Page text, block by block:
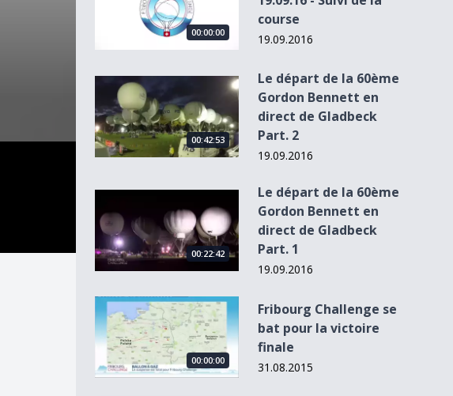
00:00:00
course
19.09.2016
Le départ de la 60ème Gordon Bennett en direct de
00:42:53
Le départ de la 60ème
Gordon Bennett en
direct de Gladbeck
Part. 2
19.09.2016
Le départ de la 60ème Gordon Bennett en direct de
00:22:42
Le départ de la 60ème
Gordon Bennett en
direct de Gladbeck
Part. 1
19.09.2016
Fribourg Challenge se bat pour la victoire finale
00:00:00
Fribourg Challenge se
bat pour la victoire
finale
31.08.2015